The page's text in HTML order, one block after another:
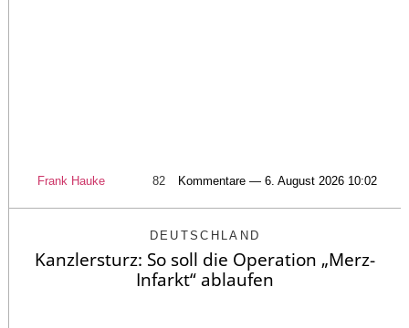
Frank Hauke 82 Kommentare — 6. August 2026 10:02
DEUTSCHLAND
Kanzlersturz: So soll die Operation „Merz-
Infarkt“ ablaufen